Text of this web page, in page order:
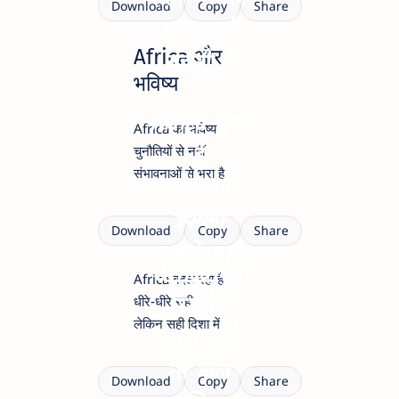
बस आगे
बढ़ती है
Download Copy Share
Africa और
भविष्य
Africa का भविष्य
चुनौतियों से नहीं
संभावनाओं से भरा है
Africa युवा
है
और यही
इसकी
सबसे बड़ी
ताकत है
Download Copy Share
Africa बदल रहा है
धीरे-धीरे सही
लेकिन सही दिशा में
Africa की
उम्मीद
आज नहीं
तो कल
Download Copy Share